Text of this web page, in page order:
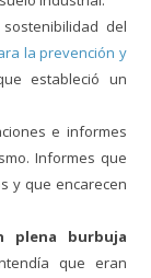
del
la prevención y
estableció un
e informes
Informes que
y que encarecen
plena burbuja
que eran